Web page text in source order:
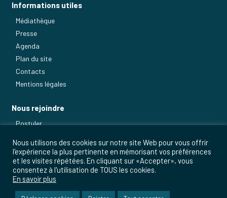
Informations utiles
Médiathèque
Presse
Agenda
Plan du site
Contacts
Mentions légales
Nous rejoindre
Postuler
Nous utilisons des cookies sur notre site Web pour vous offrir
l'expérience la plus pertinente en mémorisant vos préférences
et les visites répétées. En cliquant sur «Accepter», vous
consentez à l'utilisation de TOUS les cookies.
En savoir plus